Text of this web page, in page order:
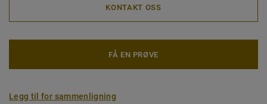
KONTAKT OSS
FÅ EN PRØVE
Legg til for sammenligning